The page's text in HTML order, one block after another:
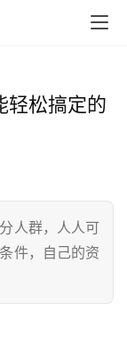
轻松搞定的
人群，人人可
件，自己的资